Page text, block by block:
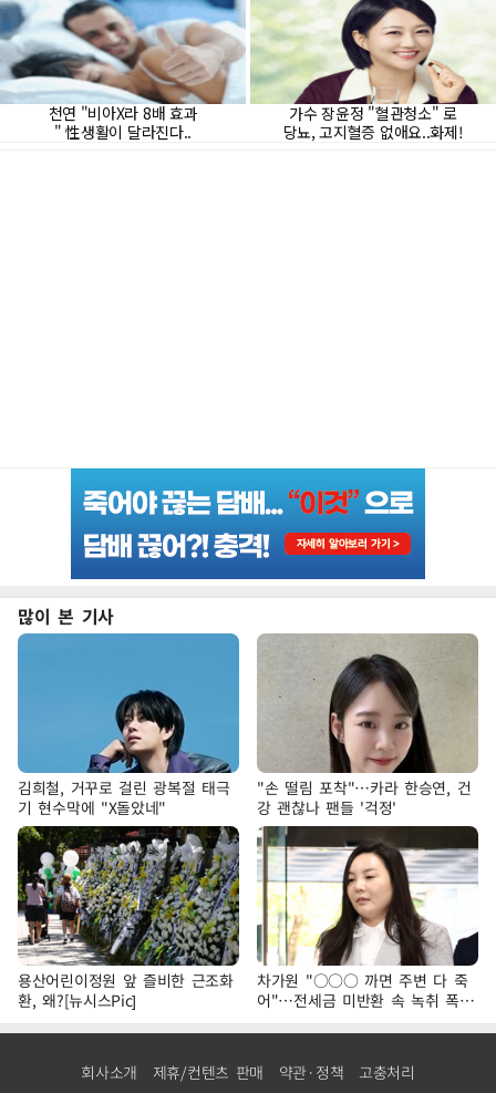
많이 본 기사
김희철, 거꾸로 걸린 광복절 태극
기 현수막에 "X돌았네"
"손 떨림 포착"…카라 한승연, 건
강 괜찮나 팬들 '걱정'
용산어린이정원 앞 즐비한 근조화
환, 왜?[뉴시스Pic]
차가원 "○○○ 까면 주변 다 죽
어"…전세금 미반환 속 녹취 폭로
파장
회사소개 제휴/컨텐츠 판매 약관·정책 고충처리